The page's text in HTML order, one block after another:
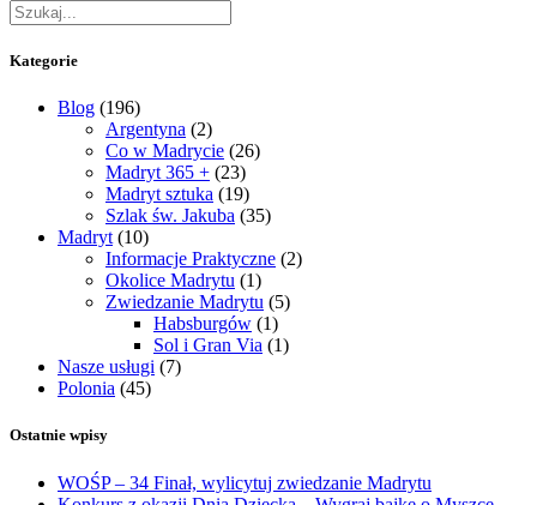
Kategorie
Blog (196)
Argentyna (2)
Co w Madrycie (26)
Madryt 365 + (23)
Madryt sztuka (19)
Szlak św. Jakuba (35)
Madryt (10)
Informacje Praktyczne (2)
Okolice Madrytu (1)
Zwiedzanie Madrytu (5)
Habsburgów (1)
Sol i Gran Via (1)
Nasze usługi (7)
Polonia (45)
Ostatnie wpisy
WOŚP – 34 Finał, wylicytuj zwiedzanie Madrytu